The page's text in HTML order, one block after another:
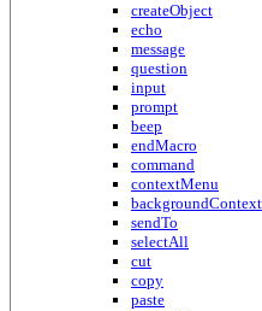
createObject
echo
message
question
input
prompt
beep
endMacro
command
contextMenu
sendTo
selectAll
cut
copy
paste